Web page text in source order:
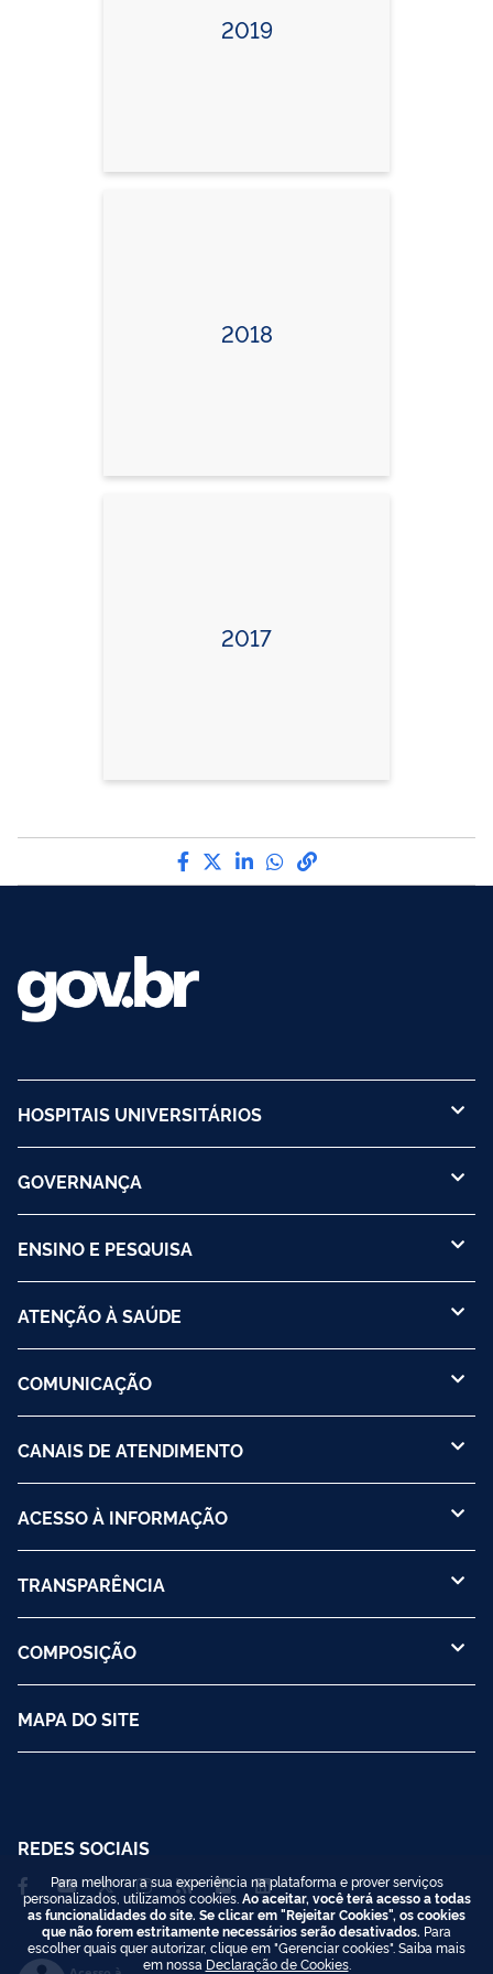
2019
2018
2017
Compartilhe por Facebook
Compartilhe por Twitter
Compartilhe por
Compartilhe por
link para Copiar
HOSPITAIS UNIVERSITÁRIOS
GOVERNANÇA
ENSINO E PESQUISA
ATENÇÃO À SAÚDE
COMUNICAÇÃO
CANAIS DE ATENDIMENTO
ACESSO À INFORMAÇÃO
TRANSPARÊNCIA
COMPOSIÇÃO
MAPA DO SITE
REDES SOCIAIS
Para melhorar a sua experiência na plataforma e prover serviços
personalizados, utilizamos cookies. Ao aceitar, você terá acesso a todas
as funcionalidades do site. Se clicar em "Rejeitar Cookies", os cookies
que não forem estritamente necessários serão desativados. Para
escolher quais quer autorizar, clique em "Gerenciar cookies". Saiba mais
em nossa Declaração de Cookies.